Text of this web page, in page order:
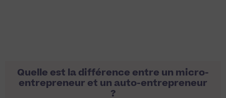
Quelle est la différence entre un micro-
entrepreneur et un auto-entrepreneur
?